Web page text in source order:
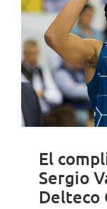
El
Sergio
Delteco